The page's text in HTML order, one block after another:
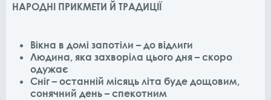
НАРОДНІ ПРИКМЕТИ Й ТРАДИЦІЇ
Вікна в домі запотіли – до відлиги
Людина, яка захворіла цього дня – скоро
одужає
Сніг – останній місяць літа буде дощовим,
сонячний день – спекотним